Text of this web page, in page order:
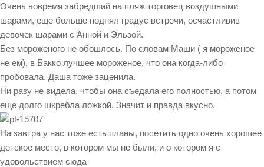
Очень вовремя забредший на пляж торговец воздушными
шарами, еще больше поднял градус встречи, осчастливив
девочек шарами с Анной и Эльзой.
Без мороженого не обошлось. По словам Маши ( я мороженое
не ем), в Бакко лучшее мороженое, что она когда-либо
пробовала. Даша тоже заценила.
Ни разу не видела, чтобы она съедала его полностью, а потом
еще долго шкребла ложкой. Значит и правда вкусно.
На завтра у нас тоже есть планы, посетить одно очень хорошее
детское место, в котором мы не были, и о котором я с
удовольствием сюда